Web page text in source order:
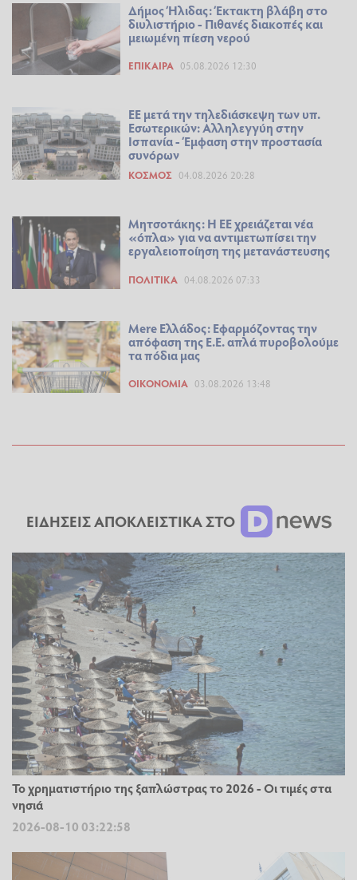
Δήμος Ήλιδας: Έκτακτη βλάβη στο
διυλιστήριο - Πιθανές διακοπές και
μειωμένη πίεση νερού
ΕΠΊΚΑΙΡΑ 05.08.2026 12:30
ΕΕ μετά την τηλεδιάσκεψη των υπ.
Εσωτερικών: Αλληλεγγύη στην
Ισπανία - Έμφαση στην προστασία
συνόρων
ΚΌΣΜΟΣ 04.08.2026 20:28
Μητσοτάκης: Η ΕΕ χρειάζεται νέα
«όπλα» για να αντιμετωπίσει την
εργαλειοποίηση της μετανάστευσης
ΠΟΛΙΤΙΚΆ 04.08.2026 07:33
Mere Ελλάδος: Εφαρμόζοντας την
απόφαση της Ε.Ε. απλά πυροβολούμε
τα πόδια μας
ΟΙΚΟΝΟΜΊΑ 03.08.2026 13:48
ΕΙΔΗΣΕΙΣ ΑΠΟΚΛΕΙΣΤΙΚΑ ΣΤΟ
Το χρηματιστήριο της ξαπλώστρας το 2026 - Οι τιμές στα
νησιά
2026-08-10 03:22:58